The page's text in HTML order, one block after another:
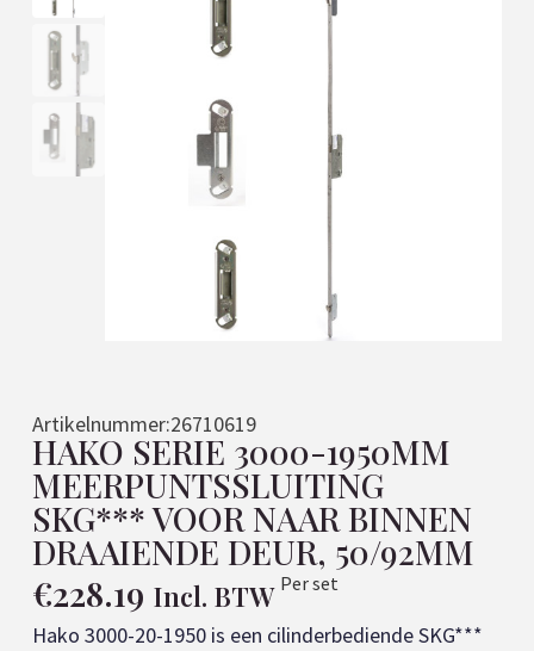
Artikelnummer:26710619
HAKO SERIE 3000-1950MM
MEERPUNTSSLUITING
SKG*** VOOR NAAR BINNEN
DRAAIENDE DEUR, 50/92MM
€228.19 Incl. BTW Per set
Hako 3000-20-1950 is een cilinderbediende SKG***